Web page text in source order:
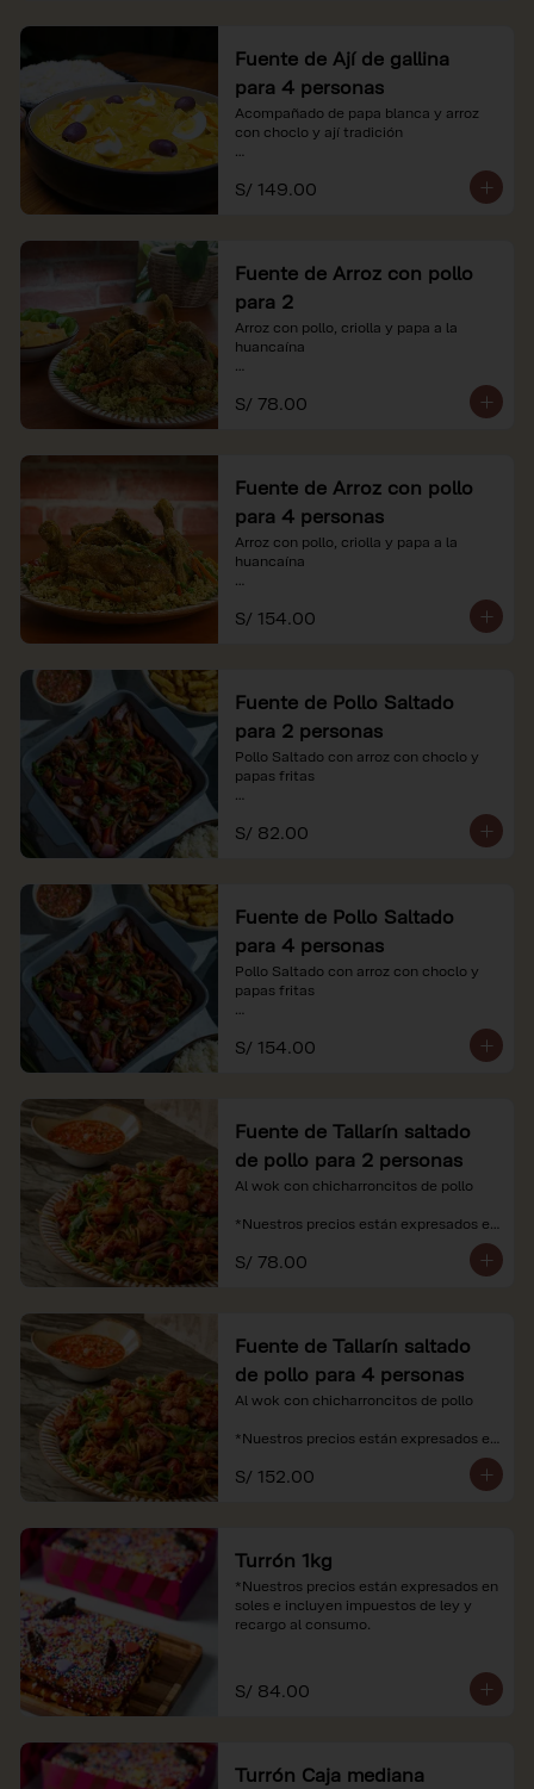
Fuente de Ají de gallina
para 4 personas
Acompañado de papa blanca y arroz
con choclo y ají tradición
*Nuestros precios están expresados en
soles e incluyen impuestos de ley y
S/ 149.00
Fuente de Arroz con pollo
para 2
Arroz con pollo, criolla y papa a la
huancaína
*Nuestros precios están expresados en
soles e incluyen impuestos de ley y
S/ 78.00
Fuente de Arroz con pollo
para 4 personas
Arroz con pollo, criolla y papa a la
huancaína
*Nuestros precios están expresados en
soles e incluyen impuestos de ley y
S/ 154.00
Fuente de Pollo Saltado
para 2 personas
Pollo Saltado con arroz con choclo y
papas fritas
*Nuestros precios están expresados en
soles e incluyen impuestos de ley y
S/ 82.00
Fuente de Pollo Saltado
para 4 personas
Pollo Saltado con arroz con choclo y
papas fritas
*Nuestros precios están expresados en
soles e incluyen impuestos de ley y
S/ 154.00
Fuente de Tallarín saltado
de pollo para 2 personas
Al wok con chicharroncitos de pollo
*Nuestros precios están expresados en
recargo al consumo.
S/ 78.00
Fuente de Tallarín saltado
de pollo para 4 personas
Al wok con chicharroncitos de pollo
*Nuestros precios están expresados en
recargo al consumo.
S/ 152.00
Turrón 1kg
*Nuestros precios están expresados en
soles e incluyen impuestos de ley y
recargo al consumo.
S/ 84.00
Turrón Caja mediana